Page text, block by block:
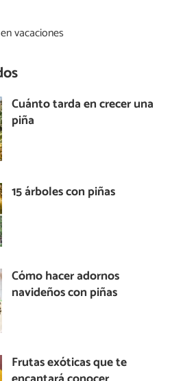
vacaciones
Cuánto tarda en crecer una
piña
15 árboles con piñas
Cómo hacer adornos
navideños con piñas
Frutas exóticas que te